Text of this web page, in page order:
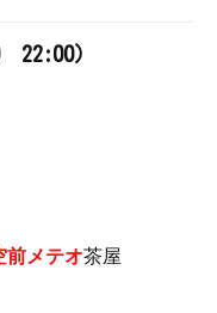
22:00）
前メテオ茶屋